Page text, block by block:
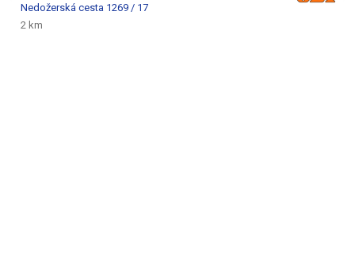
Nedožerská cesta 1269 / 17
2 km